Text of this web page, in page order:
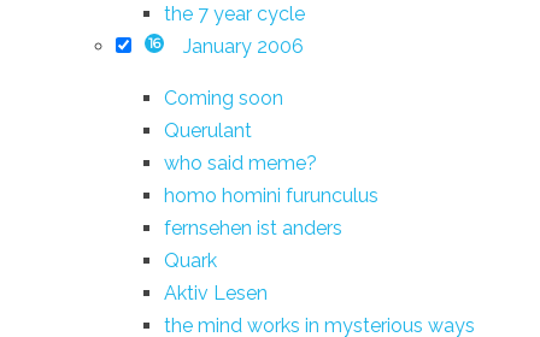
the 7 year cycle
16 January 2006
Coming soon
Querulant
who said meme?
homo homini furunculus
fernsehen ist anders
Quark
Aktiv Lesen
the mind works in mysterious ways